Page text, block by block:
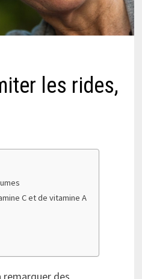
les rides,
C et de vitamine A